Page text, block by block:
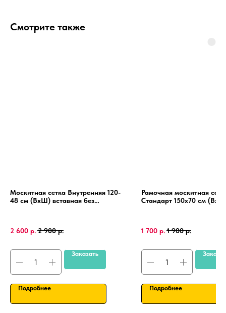
Смотрите также
Москитная сетка Внутренняя 120-
48 см (ВхШ) вставная без
2 600 р. 2 900 р.
Заказать
Подробнее
Рамочная москитная
Стандарт 150х70 см
1 700 р. 1 900 р.
Подробнее